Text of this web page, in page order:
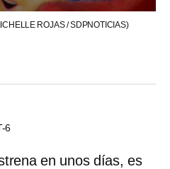
ROJAS / SDPNOTICIAS)
6
en unos días, es